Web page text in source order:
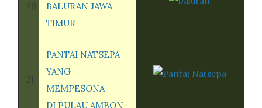
20
BALURAN JAWA
TIMUR
21
PANTAI NATSEPA
YANG
MEMPESONA
DI PULAU AMBON